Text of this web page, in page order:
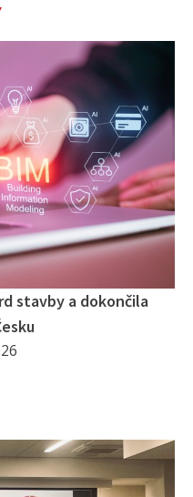
stavby a dokončila